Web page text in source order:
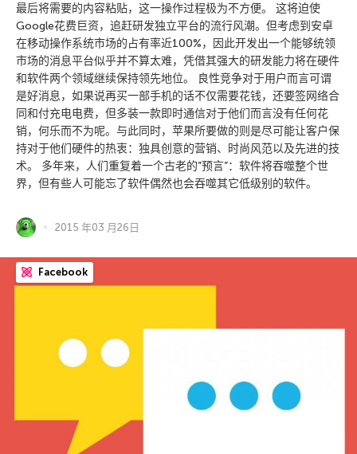
最后将需要的内容粘贴，这一操作过程极为不方便。 这将迫使
Google花费巨资，追赶研发独立平台的流行风潮。但考虑到安卓
在移动操作系统市场的占有率近100%，因此开发出一个能够统领
市场的消息平台似乎并不算太难，凭借其强大的研发能力将在硬件
和软件两个领域继续保持领先地位。 良性竞争对于用户而言可谓
是好消息，如果说再买一部手机的话不仅需要花钱，还要签网络合
同和付充电电费，但多装一款即时通信对于他们而言没有任何花
销，何乐而不为呢。与此同时，苹果所要做的则是尽可能让客户保
持对于他们硬件的热衷：独具创意的营销、时尚风范以及先进的技
术。 多年来，人们重复着一个古老的”预言”：软件将吞噬整个世
界，但有些人可能忘了软件偶然也会吞噬其它低级别的软件。
2015 年03 月26日
Facebook